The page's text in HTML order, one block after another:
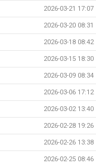
2026-03-21 17:07
2026-03-20 08:31
2026-03-18 08:42
2026-03-15 18:30
2026-03-09 08:34
2026-03-06 17:12
2026-03-02 13:40
2026-02-28 19:26
2026-02-26 13:38
2026-02-25 08:46